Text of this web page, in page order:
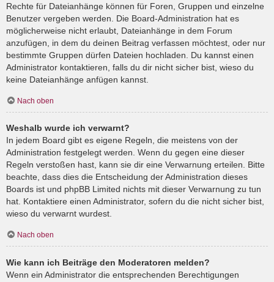
Rechte für Dateianhänge können für Foren, Gruppen und einzelne
Benutzer vergeben werden. Die Board-Administration hat es
möglicherweise nicht erlaubt, Dateianhänge in dem Forum
anzufügen, in dem du deinen Beitrag verfassen möchtest, oder nur
bestimmte Gruppen dürfen Dateien hochladen. Du kannst einen
Administrator kontaktieren, falls du dir nicht sicher bist, wieso du
keine Dateianhänge anfügen kannst.
Nach oben
Weshalb wurde ich verwarnt?
In jedem Board gibt es eigene Regeln, die meistens von der
Administration festgelegt werden. Wenn du gegen eine dieser
Regeln verstoßen hast, kann sie dir eine Verwarnung erteilen. Bitte
beachte, dass dies die Entscheidung der Administration dieses
Boards ist und phpBB Limited nichts mit dieser Verwarnung zu tun
hat. Kontaktiere einen Administrator, sofern du die nicht sicher bist,
wieso du verwarnt wurdest.
Nach oben
Wie kann ich Beiträge den Moderatoren melden?
Wenn ein Administrator die entsprechenden Berechtigungen